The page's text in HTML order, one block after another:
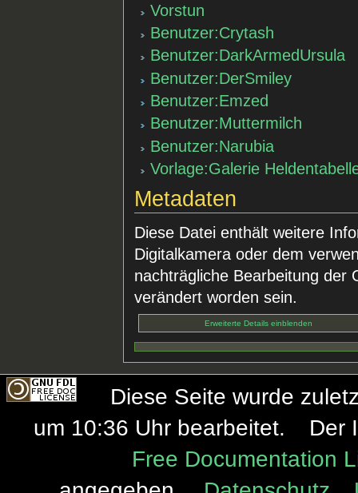
Vorstun
Benutzer:Crytash
Benutzer:DarkArmedUrsula
Benutzer:DerSmiley
Benutzer:Emzed
Benutzer:Muttermilch
Benutzer:Narubia
Vorlage:Galerie
Metadaten
Diese Datei enthält weitere
Digitalkamera oder dem
nachträgliche Bearbeitung der
verändert worden sein.
Erweiterte Details einblenden
Diese Seite wurde
um 10:36 Uhr bearbeitet.
Der
Free Documentation